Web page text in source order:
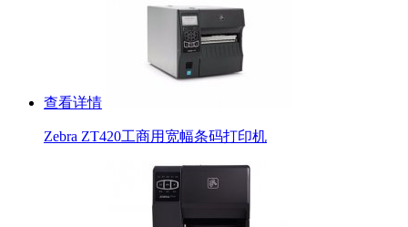
查看详情
Zebra ZT420工商用宽幅条码打印机